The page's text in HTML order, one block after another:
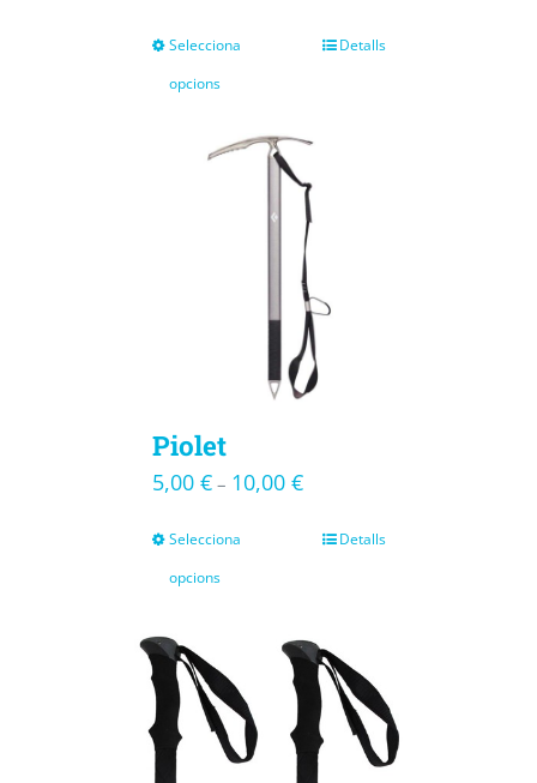
Selecciona
opcions
Detalls
Piolet
5,00 €– 10,00 €
Selecciona
opcions
Detalls